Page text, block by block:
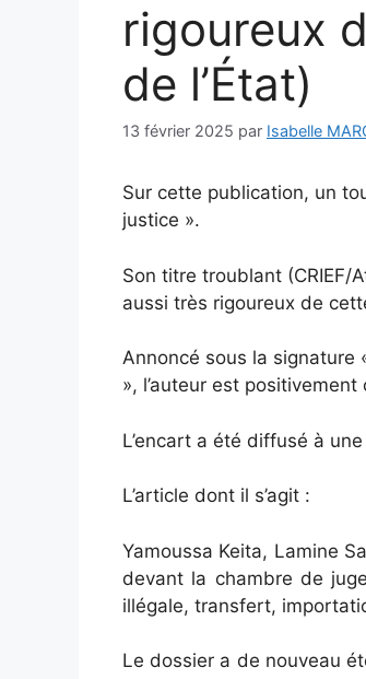
rigoureux
de l’État)
13 février 2025 par Isabelle
Sur cette publication, un
justice ».
Son titre troublant (CRIEF/
aussi très rigoureux de
Annoncé sous la signature
», l’auteur est positivement
L’encart a été diffusé à
L’article dont il s’agit :
Yamoussa Keita, Lamine
devant la chambre de
illégale, transfert,
Le dossier a de nouveau